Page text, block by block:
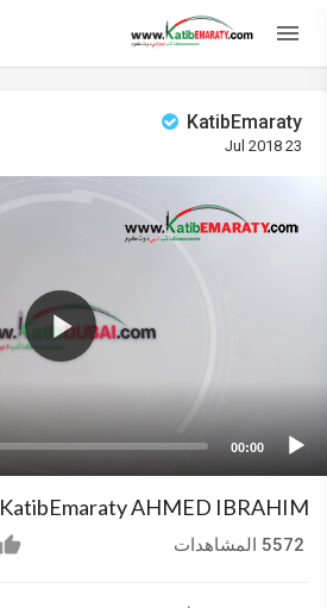
KatibEmaraty
23 Jul 2018
00:00
KatibEmaraty AHMED IBRAHIM